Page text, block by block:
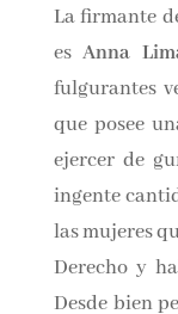
La firmante
esAnna
fulgurantes
que posee
ejercer de
ingente
en las
licenciada